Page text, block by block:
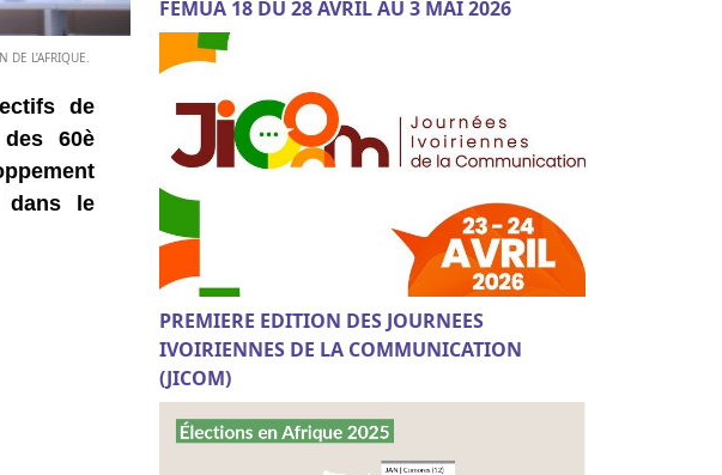
L’AFRIQUE.
de
60è
dans le
FEMUA 18 DU 28 AVRIL AU 3 MAI 2026
PREMIERE EDITION DES JOURNEES
IVOIRIENNES DE LA COMMUNICATION
(JICOM)